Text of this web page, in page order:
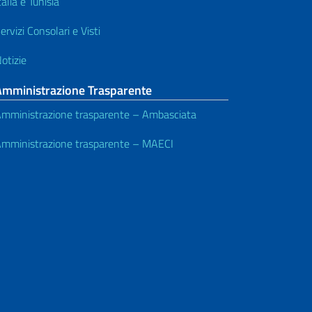
Consolari e Visti
Trasparente
trasparente – Ambasciata
trasparente – MAECI